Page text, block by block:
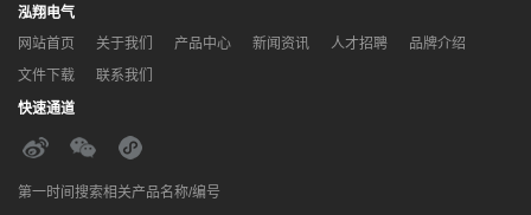
泓翔电气
网站首页 关于我们 产品中心 新闻资讯 人才招聘
品牌介绍
文件下载
联系我们
快速通道
第一时间搜索相关产品名称/编号